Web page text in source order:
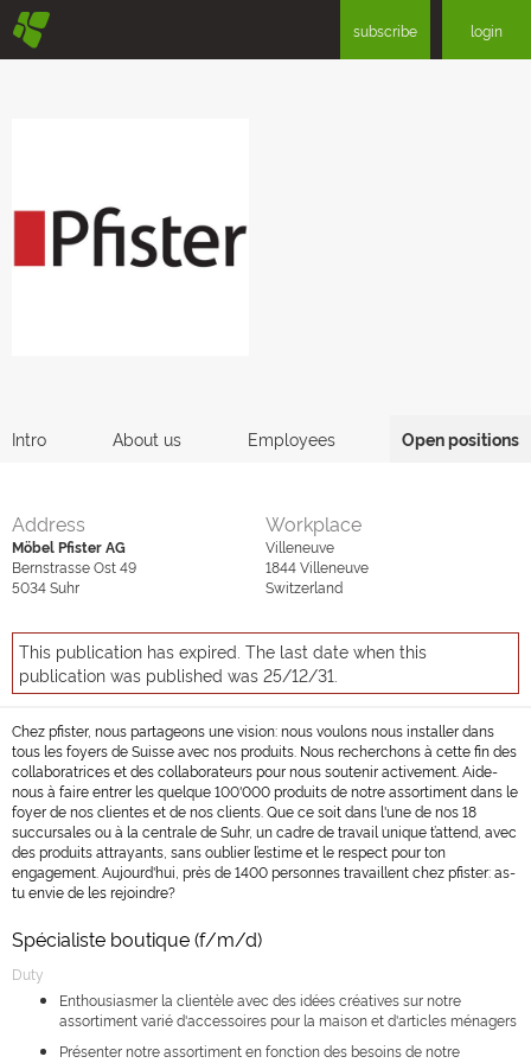
§ subscribe login
Intro About us Employees Open positions
Address
Möbel Pfister AG
Bernstrasse Ost 49
5034Suhr
Workplace
Villeneuve
1844Villeneuve
Switzerland
This publication has expired. The last date when this
publication was published was 25/12/31.
Chez pfister, nous partageons une vision: nous voulons nous installer dans
tous les foyers de Suisse avec nos produits. Nous recherchons à cette fin des
collaboratrices et des collaborateurs pour nous soutenir activement. Aide-
nous à faire entrer les quelque 100'000 produits de notre assortiment dans le
foyer de nos clientes et de nos clients. Que ce soit dans l'une de nos 18
succursales ou à la centrale de Suhr, un cadre de travail unique t’attend, avec
des produits attrayants, sans oublier l’estime et le respect pour ton
engagement. Aujourd'hui, près de 1400 personnes travaillent chez pfister: as-
tu envie de les rejoindre?
Spécialiste boutique (f/m/d)
Duty
Enthousiasmer la clientèle avec des idées créatives sur notre
assortiment varié d'accessoires pour la maison et d'articles ménagers
Présenter notre assortiment en fonction des besoins de notre